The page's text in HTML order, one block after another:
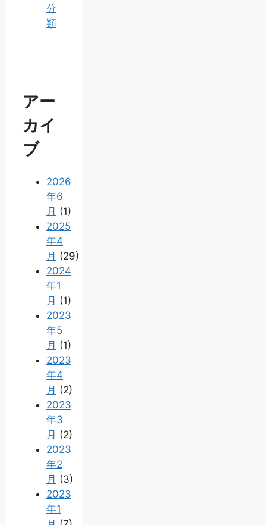
分
類
アー
カイ
ブ
2026
年6
月 (1)
2025
年4
月 (29)
2024
年1
月 (1)
2023
年5
月 (1)
2023
年4
月 (2)
2023
年3
月 (2)
2023
年2
月 (3)
2023
年1